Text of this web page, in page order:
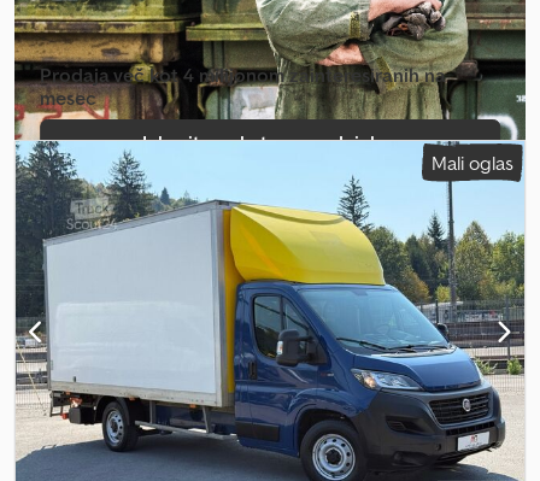
Prodaja več kot 4 milijonom zainteresiranih na
mesec
Izberite paket za prodajalce
Ustvari posamezen oglas
Mali oglas